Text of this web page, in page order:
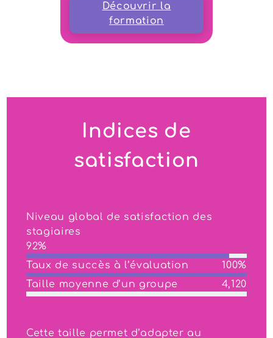
Découvrir la
formation
Indices de
satisfaction
Niveau global de satisfaction des
stagiaires
92%
Taux de succès à l’évaluation
100%
Taille moyenne d’un groupe
4,120
Cette taille permet d’adapter au